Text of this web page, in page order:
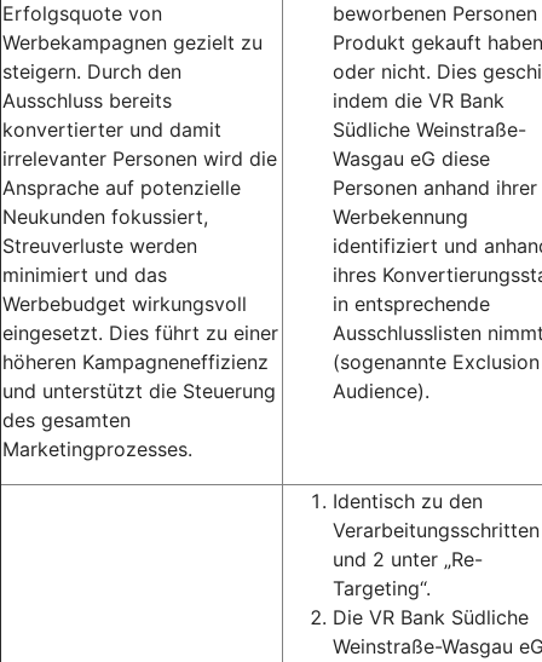
Erfolgsquote von
Werbekampagnen gezielt zu
steigern. Durch den
Ausschluss bereits
konvertierter und damit
irrelevanter Personen wird die
Ansprache auf potenzielle
Neukunden fokussiert,
Streuverluste werden
minimiert und das
Werbebudget wirkungsvoll
eingesetzt. Dies führt zu einer
höheren Kampagneneffizienz
und unterstützt die Steuerung
des gesamten
Marketingprozesses.
beworbenen
Produkt gekauft haben
oder nicht. Dies
indem die VR Bank
Südliche Weinstraße-
Wasgau eG diese
Personen anhand ihrer
Werbekennung
identifiziert und
ihres
in entsprechende
Ausschlusslisten
(sogenannte Exclusion
Audience).
Identisch zu den
Verarbeitungsschritten
und 2 unter „Re-
Targeting“.
Die VR Bank Südliche
Weinstraße-Wasgau